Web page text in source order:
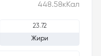
448.58кКал
23.72
Жири